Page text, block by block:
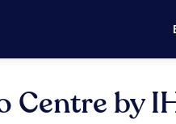
Centre by